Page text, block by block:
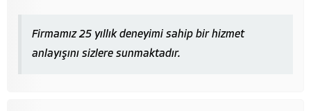
Firmamız 25 yıllık deneyimi sahip bir hizmet
anlayışını sizlere sunmaktadır.